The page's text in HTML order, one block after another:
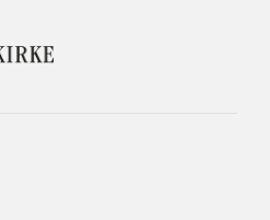
KONTAKTINFORMASJON